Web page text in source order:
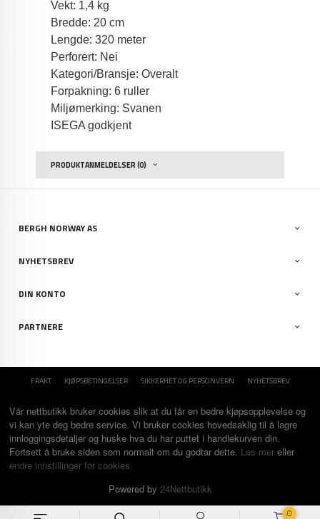
0
Vekt: 1,4 kg
Bredde: 20 cm
Lengde: 320 meter
Perforert: Nei
Kategori/Bransje: Overalt
Forpakning: 6 ruller
Miljømerking: Svanen
ISEGA godkjent
PRODUKTANMELDELSER (0)
BERGH NORWAY AS
NYHETSBREV
DIN KONTO
PARTNERE
FRAKT KJØPSBETINGELSER SIKKERHET OG PERSONVERN NYHETSBREV
Vår nettbutikk bruker cookies slik at du får en bedre kjøpsopplevelse og
vi kan yte deg bedre service. Vi bruker cookies hovedsaklig til å lagre
innloggingsdetaljer og huske hva du har puttet i handlekurven din.
Fortsett å bruke siden som normalt om du godtar dette. Les mer eller
endre innstillinger for cookies.
Powered by 24Nettbutikk